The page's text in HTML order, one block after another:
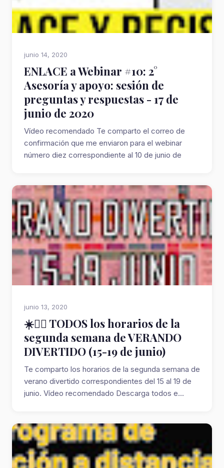
junio 14, 2020
ENLACE a Webinar #10: 2°
Asesoría y apoyo: sesión de
preguntas y respuestas - 17 de
junio de 2020
Vídeo recomendado Te comparto el correo de
confirmación que me enviaron para el webinar
número diez correspondiente al 10 de junio de
junio 13, 2020
☀️🏄🏻 TODOS los horarios de la
segunda semana de VERANDO
DIVERTIDO (15-19 de junio)
Te comparto los horarios de la segunda semana de
verano divertido correspondientes del 15 al 19 de
junio. Vídeo recomendado Descarga todos e...